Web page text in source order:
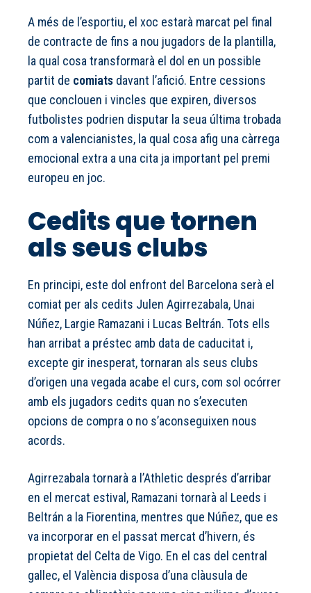
A més de l’esportiu, el xoc estarà marcat pel final
de contracte de fins a nou jugadors de la plantilla,
la qual cosa transformarà el dol en un possible
partit de comiats davant l’afició. Entre cessions
que conclouen i vincles que expiren, diversos
futbolistes podrien disputar la seua última trobada
com a valencianistes, la qual cosa afig una càrrega
emocional extra a una cita ja important pel premi
europeu en joc.
Cedits que tornen
als seus clubs
En principi, este dol enfront del Barcelona serà el
comiat per als cedits Julen Agirrezabala, Unai
Núñez, Largie Ramazani i Lucas Beltrán. Tots ells
han arribat a préstec amb data de caducitat i,
excepte gir inesperat, tornaran als seus clubs
d’origen una vegada acabe el curs, com sol ocórrer
amb els jugadors cedits quan no s’executen
opcions de compra o no s’aconseguixen nous
acords.
Agirrezabala tornarà a l’Athletic després d’arribar
en el mercat estival, Ramazani tornarà al Leeds i
Beltrán a la Fiorentina, mentres que Núñez, que es
va incorporar en el passat mercat d’hivern, és
propietat del Celta de Vigo. En el cas del central
gallec, el València disposa d’una clàusula de